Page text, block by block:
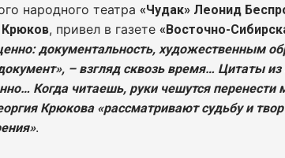
народного театра«Чудак» Леонид
Крюков, привел в газете«Восточно-
документальность, художественным
– взгляд сквозь время… Цитаты из
Когда читаешь, руки чешутся
Крюкова «рассматривают судьбу и
.